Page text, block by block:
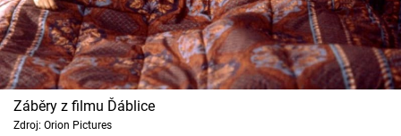
Sledujte nás
Záběry z filmu Ďáblice
Zdroj: Orion Pictures